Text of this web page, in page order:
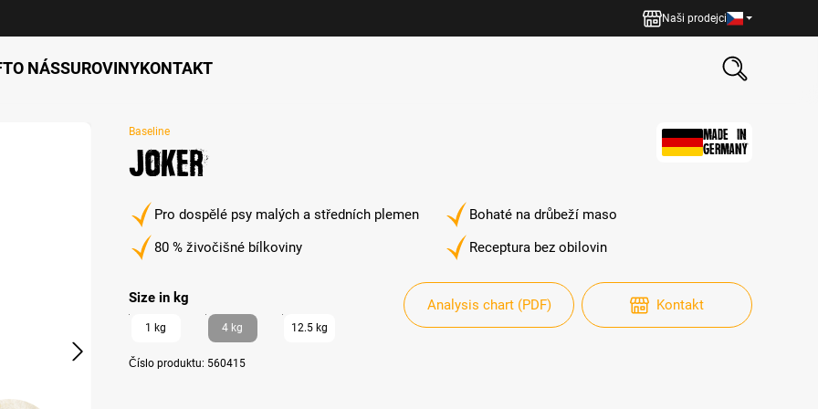
Naši prodejci
O NÁSSUROVINYKONTAKT
Baseline
Joker
MADE IN
GERMANY
Pro dospělé psy malých a středních plemen
Bohaté na drůbeží maso
80 % živočišné bílkoviny
Receptura bez obilovin
Size in kgauswählen
1 kg 4 kg 12.5 kg
Číslo produktu: 560415
Analysis chart (PDF) Kontakt